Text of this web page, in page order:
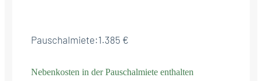
Pauschalmiete:1.385 €
Nebenkosten in der Pauschalmiete enthalten